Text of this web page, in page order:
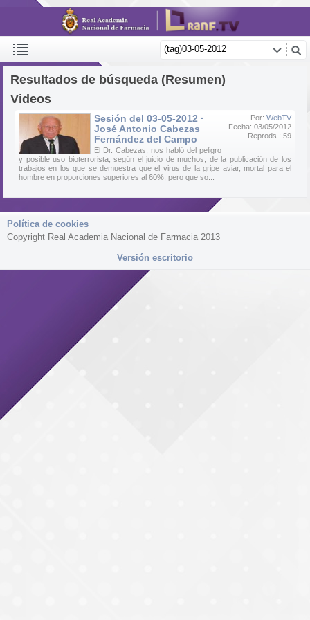
Resultados de búsqueda (Resumen)
Videos
Por: WebTV
Fecha: 03/05/2012
Reprods.: 59
Sesión del 03-05-2012 ·
José Antonio Cabezas
Fernández del Campo
El Dr. Cabezas, nos habló del peligro
y posible uso bioterrorista, según el juicio de muchos, de la publicación de los
trabajos en los que se demuestra que el virus de la gripe aviar, mortal para el
hombre en proporciones superiores al 60%, pero que so...
Política de cookies
Copyright Real Academia Nacional de Farmacia 2013
Versión escritorio